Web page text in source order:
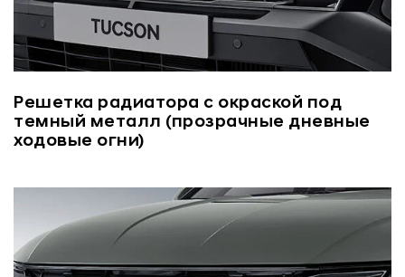
Решетка радиатора с окраской под
темный металл (прозрачные дневные
ходовые огни)